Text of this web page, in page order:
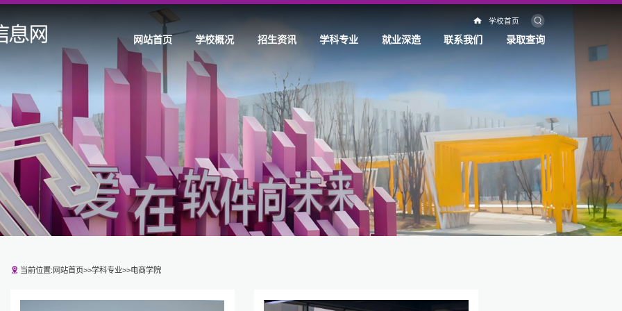
学校首页
网站首页 学校概况 招生资讯 学科专业 就业深造 联系我们 录取查询
当前位置: 网站首页>>学科专业>>电商学院